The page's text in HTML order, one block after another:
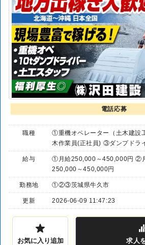
電話応募
職種
①重機オペレーター（土木建設
木作業員(正社員) ③ダンプドラ
給与
①月給250,000～450,000円 ②
250,000～450,000円
勤務地 ①②③茨城県牛久市
更新 2026-06-09 11:47:23
お気に入り追加 求人